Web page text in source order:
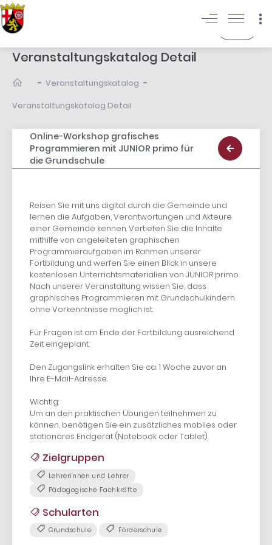
Veranstaltungskatalog Detail
- Veranstaltungskatalog -
Veranstaltungskatalog Detail
Online-Workshop grafisches
Programmieren mit JUNIOR primo für
die Grundschule
Reisen Sie mit uns digital durch die Gemeinde und
lernen die Aufgaben, Verantwortungen und Akteure
einer Gemeinde kennen. Vertiefen Sie die Inhalte
mithilfe von angeleiteten graphischen
Programmieraufgaben im Rahmen unserer
Fortbildung und werfen Sie einen Blick in unsere
kostenlosen Unterrichtsmaterialien von JUNIOR primo.
Nach unserer Veranstaltung wissen Sie, dass
graphisches Programmieren mit Grundschulkindern
ohne Vorkenntnisse möglich ist.
Für Fragen ist am Ende der Fortbildung ausreichend
Zeit eingeplant.
Den Zugangslink erhalten Sie ca. 1 Woche zuvor an
Ihre E-Mail-Adresse.
Wichtig:
Um an den praktischen Übungen teilnehmen zu
können, benötigen Sie ein zusätzliches mobiles oder
stationäres Endgerät (Notebook oder Tablet).
Zielgruppen
Lehrerinnen und Lehrer
Pädagogische Fachkräfte
Schularten
Grundschule Förderschule